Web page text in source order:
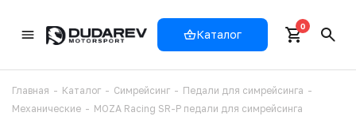
Каталог
0
Главная - Каталог - Симрейсинг - Педали для симрейсинга -
Механические - MOZA Racing SR-P педали для симрейсинга